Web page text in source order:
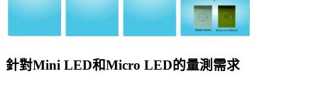
針對Mini LED和Micro LED的量測需求